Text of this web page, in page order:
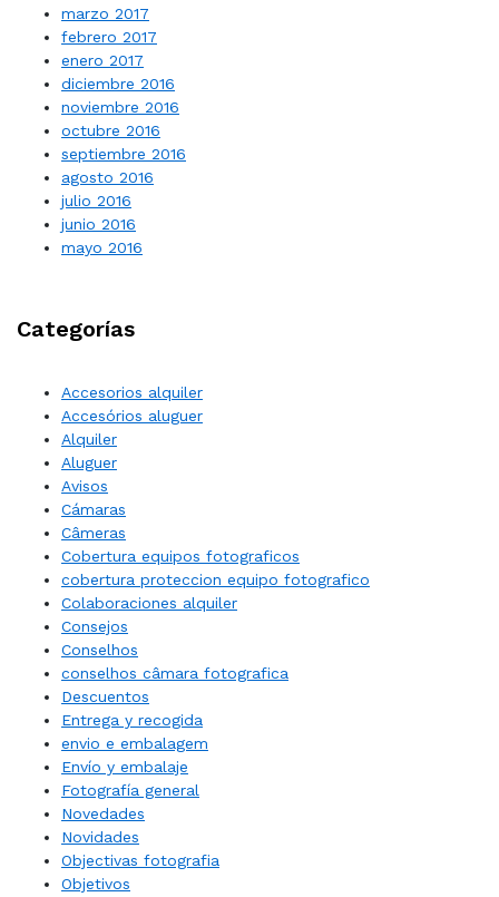
marzo 2017
febrero 2017
enero 2017
diciembre 2016
noviembre 2016
octubre 2016
septiembre 2016
agosto 2016
julio 2016
junio 2016
mayo 2016
Categorías
Accesorios alquiler
Accesórios aluguer
Alquiler
Aluguer
Avisos
Cámaras
Câmeras
Cobertura equipos fotograficos
cobertura proteccion equipo fotografico
Colaboraciones alquiler
Consejos
Conselhos
conselhos câmara fotografica
Descuentos
Entrega y recogida
envio e embalagem
Envío y embalaje
Fotografía general
Novedades
Novidades
Objectivas fotografia
Objetivos